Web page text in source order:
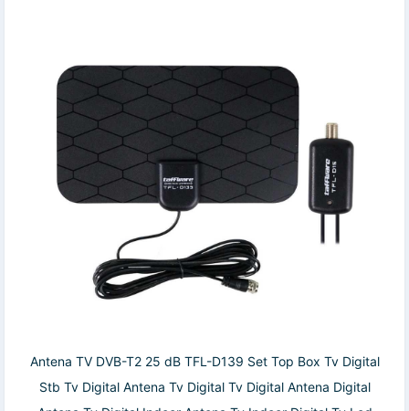
Antena TV DVB-T2 25 dB TFL-D139 Set Top Box Tv Digital
Stb Tv Digital Antena Tv Digital Tv Digital Antena Digital